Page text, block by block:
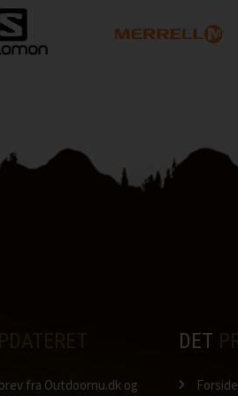
fra Outdoornu.dk og
DET
Forside